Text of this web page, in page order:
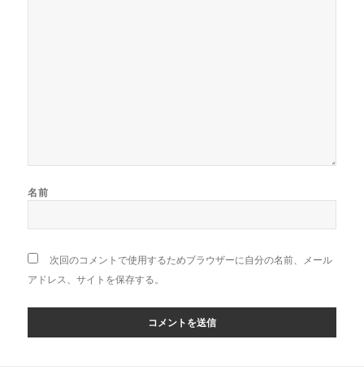
名前
次回のコメントで使用するためブラウザーに自分の名前、メール
アドレス、サイトを保存する。